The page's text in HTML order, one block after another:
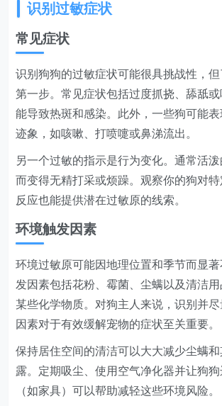
识别过敏症状
常见症状
识别狗狗的过敏症状可能很具挑战性，
第一步。常见症状包括过度抓挠、舔舐
能导致热斑和感染。此外，一些狗可能
迹象，如咳嗽、打喷嚏或鼻涕流出。
另一个过敏的指示是行为变化。通常活
而变得无精打采或烦躁。观察你的狗对
反应也能提供潜在过敏原的线索。
环境触发因素
环境过敏原可能因地理位置和季节而显
发因素包括花粉、霉菌、尘螨以及清洁
某些化学物质。对狗主人来说，识别并
因素对于有效缓解宠物的症状至关重要。
保持居住空间的清洁可以大大减少尘螨
露。定期吸尘、使用空气净化器并让狗
（如家具）可以帮助减轻这些环境风险。